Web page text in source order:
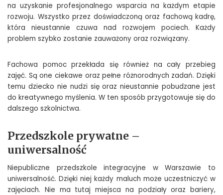
na uzyskanie profesjonalnego wsparcia na każdym etapie
rozwoju. Wszystko przez doświadczoną oraz fachową kadrę,
która nieustannie czuwa nad rozwojem pociech. Każdy
problem szybko zostanie zauważony oraz rozwiązany.
Fachowa pomoc przekłada się również na cały przebieg
zajęć. Są one ciekawe oraz pełne różnorodnych zadań. Dzięki
temu dziecko nie nudzi się oraz nieustannie pobudzane jest
do kreatywnego myślenia. W ten sposób przygotowuje się do
dalszego szkolnictwa.
Przedszkole prywatne –
uniwersalność
Niepubliczne przedszkole integracyjne w Warszawie to
uniwersalność. Dzięki niej każdy maluch może uczestniczyć w
zajęciach. Nie ma tutaj miejsca na podziały oraz bariery,